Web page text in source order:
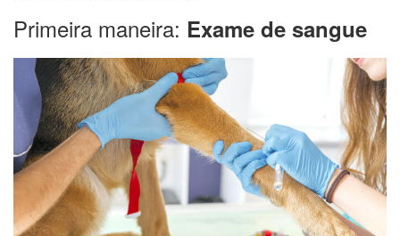
Primeira maneira: Exame de sangue